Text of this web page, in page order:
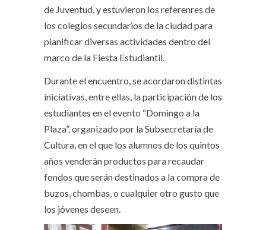
de Juventud, y estuvieron los referenres de
los colegios secundarios de la ciudad para
planificar diversas actividades dentro del
marco de la Fiesta Estudiantil.
Durante el encuentro, se acordaron distintas
iniciativas, entre ellas, la participación de los
estudiantes en el evento “Domingo a la
Plaza”, organizado por la Subsecretaría de
Cultura, en el que los alumnos de los quintos
años venderán productos para recaudar
fondos que serán destinados a la compra de
buzos, chombas, o cualquier otro gusto que
los jóvenes deseen.